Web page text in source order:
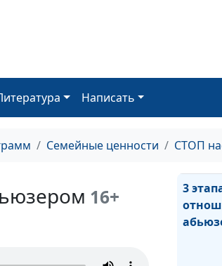
Написать
Семейные ценности СТОП
16+
3